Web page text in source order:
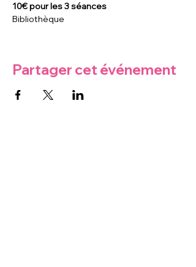
10€ pour les 3 séances
Bibliothèque
Partager cet événement